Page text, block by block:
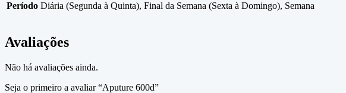
Período Diária (Segunda à Quinta), Final da Semana (Sexta à Domingo), Semana
Avaliações
Não há avaliações ainda.
Seja o primeiro a avaliar “Aputure 600d”